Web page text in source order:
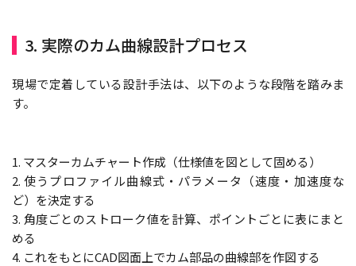
3. 実際のカム曲線設計プロセス
現場で定着している設計手法は、以下のような段階を踏みま
す。
1. マスターカムチャート作成（仕様値を図として固める）
2. 使うプロファイル曲線式・パラメータ（速度・加速度な
ど）を決定する
3. 角度ごとのストローク値を計算、ポイントごとに表にまと
める
4. これをもとにCAD図面上でカム部品の曲線部を作図する